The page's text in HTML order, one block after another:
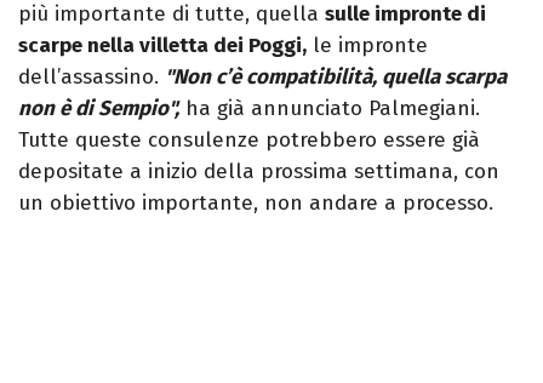
più importante di tutte, quella sulle impronte di
scarpe nella villetta dei Poggi, le impronte
dell’assassino. "Non c’è compatibilità, quella scarpa
non è di Sempio",ha già annunciato Palmegiani.
Tutte queste consulenze potrebbero essere già
depositate a inizio della prossima settimana, con
un obiettivo importante, non andare a processo.